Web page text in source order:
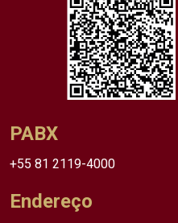
PABX
+55 81 2119-4000
Endereço